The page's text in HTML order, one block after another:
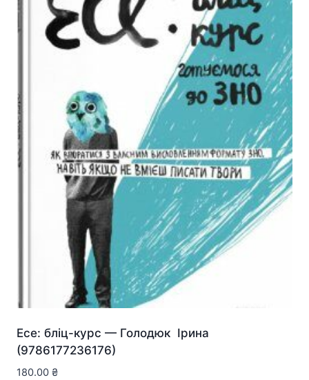
Есе: бліц-курс — Голодюк Ірина
(9786177236176)
180.00 ₴